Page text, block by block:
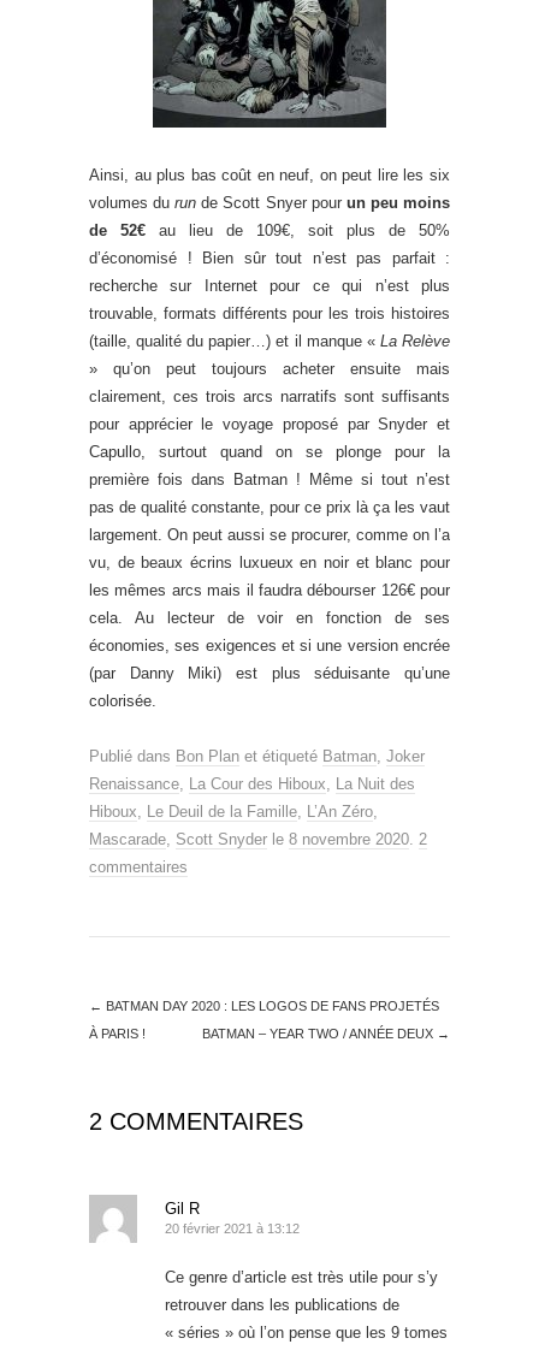
Ainsi, au plus bas coût en neuf, on peut lire les six
volumes durun de Scott Snyer pour un peu moins
de 52€ au lieu de 109€, soit plus de 50%
d’économisé ! Bien sûr tout n’est pas parfait :
recherche sur Internet pour ce qui n’est plus
trouvable, formats différents pour les trois histoires
(taille, qualité du papier…) et il manque « La Relève
» qu’on peut toujours acheter ensuite mais
clairement, ces trois arcs narratifs sont suffisants
pour apprécier le voyage proposé par Snyder et
Capullo, surtout quand on se plonge pour la
première fois dans Batman ! Même si tout n’est
pas de qualité constante, pour ce prix là ça les vaut
largement. On peut aussi se procurer, comme on l’a
vu, de beaux écrins luxueux en noir et blanc pour
les mêmes arcs mais il faudra débourser 126€ pour
cela. Au lecteur de voir en fonction de ses
économies, ses exigences et si une version encrée
(par Danny Miki) est plus séduisante qu’une
colorisée.
Publié dans Bon Plan et étiqueté Batman, Joker
Renaissance, La Cour des Hiboux, La Nuit des
Hiboux, Le Deuil de la Famille, L’An Zéro,
Mascarade, Scott Snyder le 8 novembre 2020. 2
commentaires
← BATMAN DAY 2020 : LES LOGOS DE FANS PROJETÉS
À PARIS !
BATMAN – YEAR TWO / ANNÉE DEUX →
2 COMMENTAIRES
Gil R
20 février 2021 à 13:12
Ce genre d’article est très utile pour s’y
retrouver dans les publications de
« séries » où l’on pense que les 9 tomes